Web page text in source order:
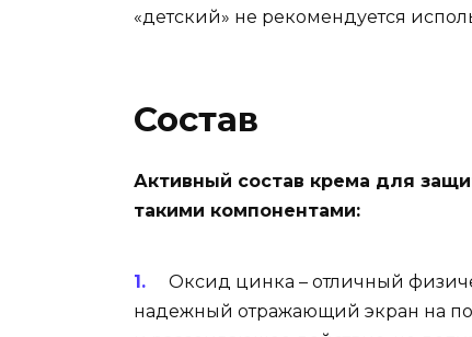
«детский» не рекомендуется
Состав
Активный состав крема для
такими компонентами:
Оксид цинка – отличный
надежный отражающий экран на